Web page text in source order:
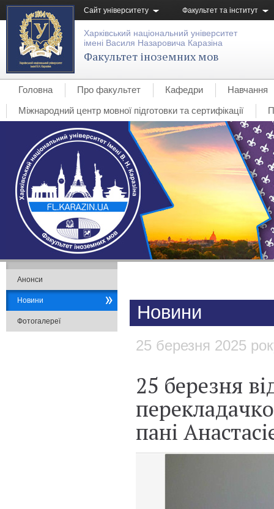
Сайт університету Факультет та інститут
Харківський національний університет
імені Василя Назаровича Каразіна
Факультет іноземних мов
Головна Про факультет Кафедри
Навчання
Міжнародний центр мовної підготовки та сертифікації
Новини
25 березня 2025
25 березня
пані
Анонси
Новини
Фотогалереї